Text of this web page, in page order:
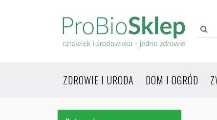
ZDROWIE I URODA DOM I OGRÓD